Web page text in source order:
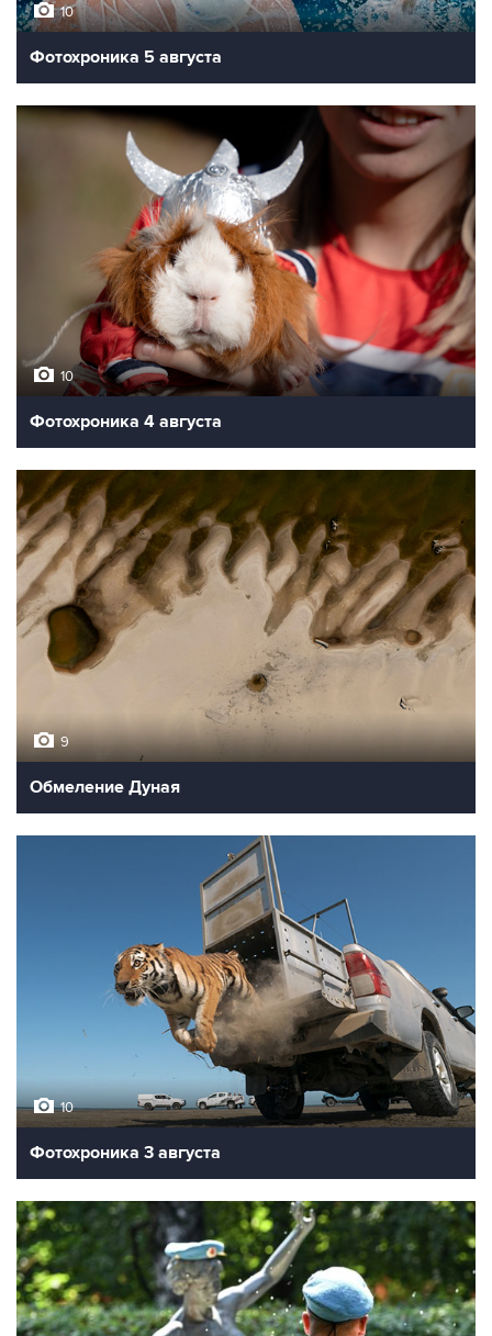
10
Фотохроника 5 августа
10
Фотохроника 4 августа
9
Обмеление Дуная
10
Фотохроника 3 августа